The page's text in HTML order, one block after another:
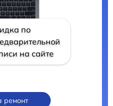
по
на сайте
ремонт